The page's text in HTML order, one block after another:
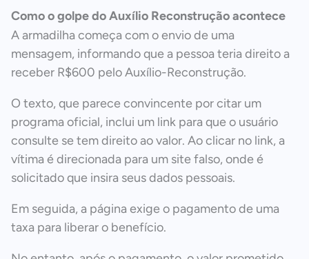
Como o golpe do Auxílio Reconstrução acontece
A armadilha começa com o envio de uma
mensagem, informando que a pessoa teria direito a
receber R$600 pelo Auxílio-Reconstrução.
O texto, que parece convincente por citar um
programa oficial, inclui um link para que o usuário
consulte se tem direito ao valor. Ao clicar no link, a
vítima é direcionada para um site falso, onde é
solicitado que insira seus dados pessoais.
Em seguida, a página exige o pagamento de uma
taxa para liberar o benefício.